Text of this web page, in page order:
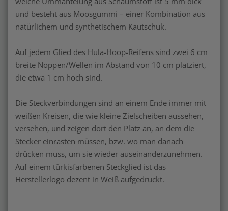
und besteht aus Moosgummi – einer Kombination aus
natürlichem und synthetischem Kautschuk.
Auf jedem Glied des Hula-Hoop-Reifens sind zwei 6 cm
breite Noppen/Wellen im Abstand von 10 cm platziert,
die etwa 1 cm hoch sind.
Die Steckverbindungen sind an einem Ende immer mit
weißen Kreisen, die wie kleine Zielscheiben aussehen,
versehen, und zeigen dort den Platz an, an dem die
Stecker einrasten müssen, bzw. wo man danach
drücken muss, um sie wieder auseinanderzunehmen.
Auf einem türkisfarbenen Steckglied ist das
Herstellerlogo dezent in Weiß aufgedruckt.